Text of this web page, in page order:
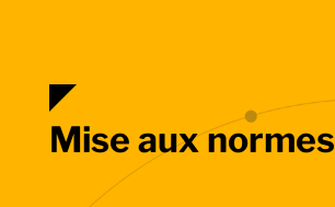
Mise aux normes